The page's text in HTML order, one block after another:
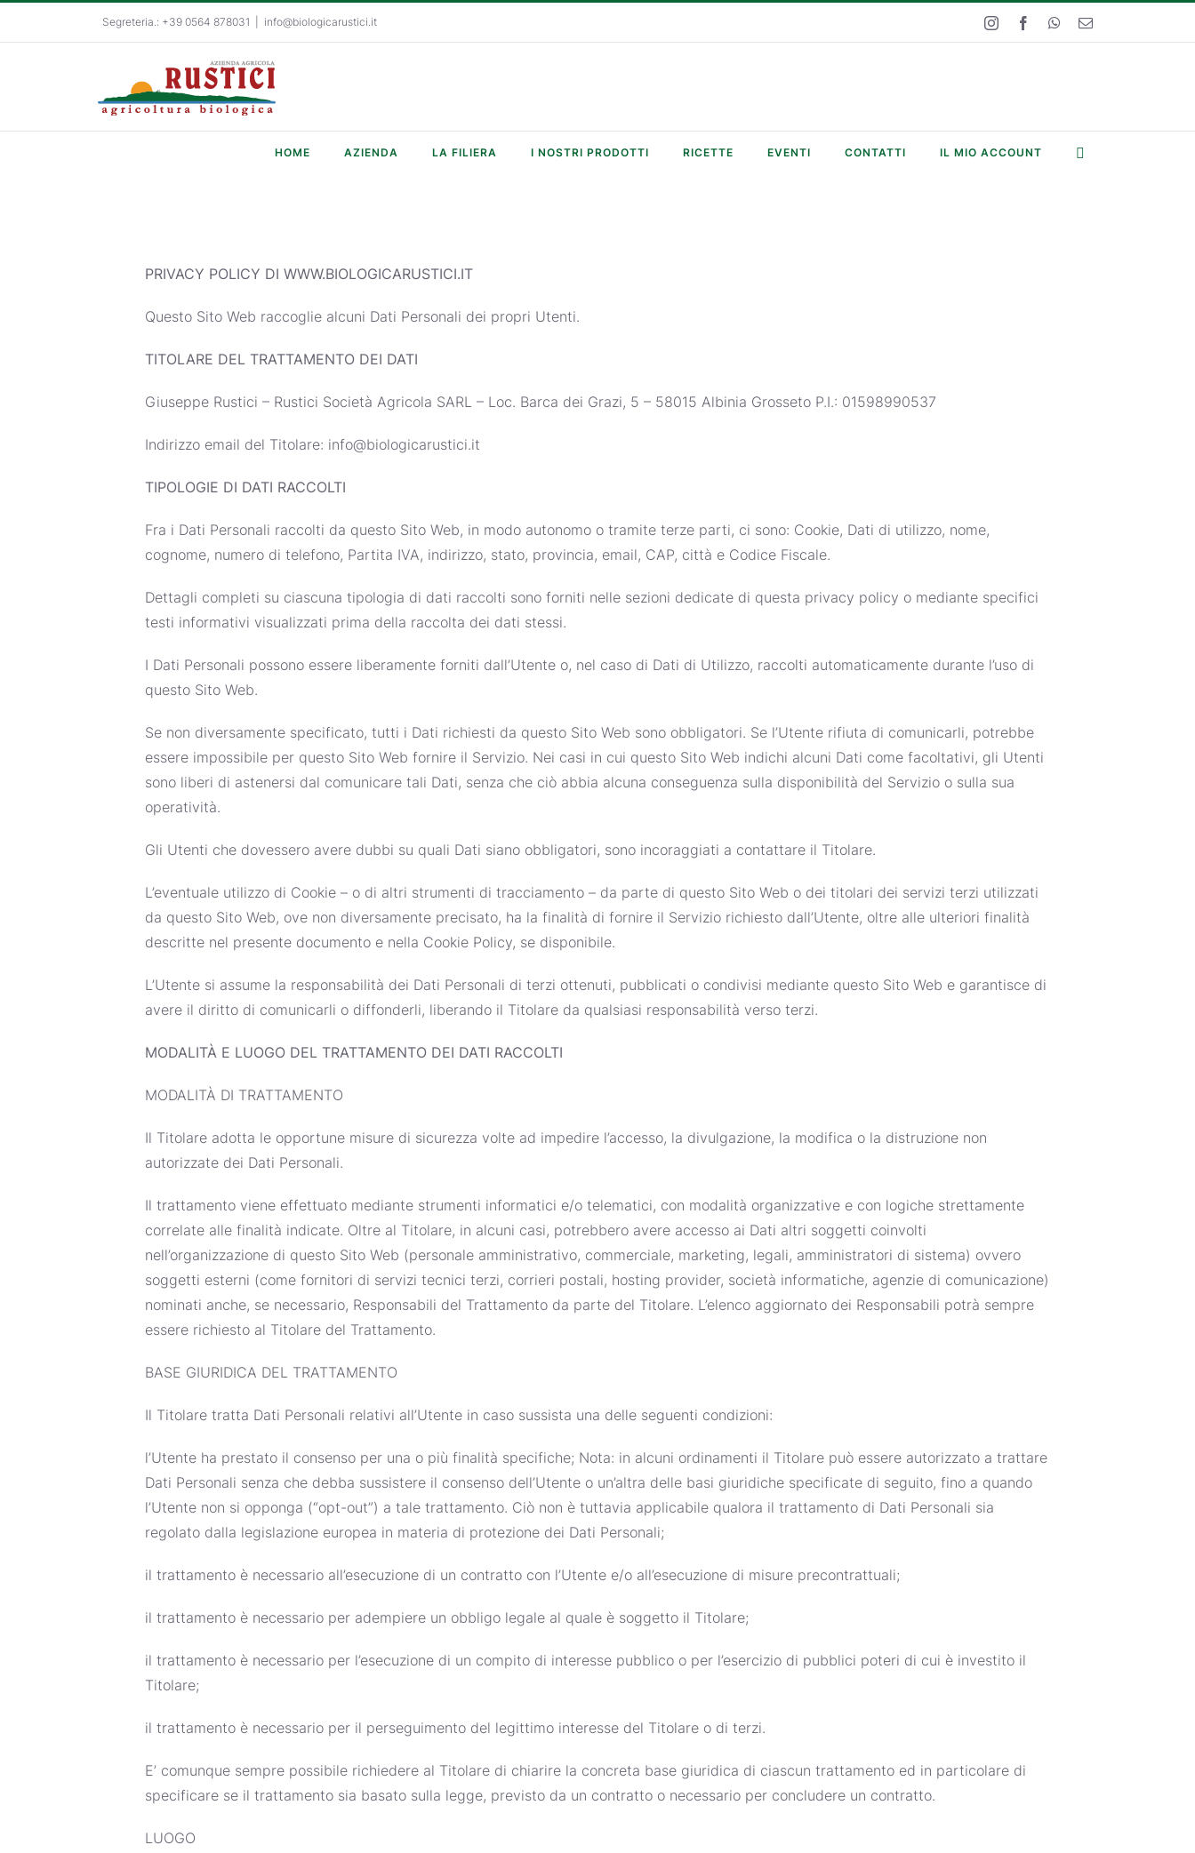
Segreteria.: +39 0564 878031 info@biologicarustici.it InstagramFacebookWhatsApp
Email
HOME AZIENDA LA FILIERA I NOSTRI PRODOTTI RICETTE EVENTI CONTATTI IL MIO ACCOUNT
PRIVACY POLICY DI WWW.BIOLOGICARUSTICI.IT
Questo Sito Web raccoglie alcuni Dati Personali dei propri Utenti.
TITOLARE DEL TRATTAMENTO DEI DATI
Giuseppe Rustici – Rustici Società Agricola SARL – Loc. Barca dei Grazi, 5 – 58015 Albinia Grosseto P.I.: 01598990537
Indirizzo email del Titolare: info@biologicarustici.it
TIPOLOGIE DI DATI RACCOLTI
Fra i Dati Personali raccolti da questo Sito Web, in modo autonomo o tramite terze parti, ci sono: Cookie, Dati di utilizzo, nome,
cognome, numero di telefono, Partita IVA, indirizzo, stato, provincia, email, CAP, città e Codice Fiscale.
Dettagli completi su ciascuna tipologia di dati raccolti sono forniti nelle sezioni dedicate di questa privacy policy o mediante specifici
testi informativi visualizzati prima della raccolta dei dati stessi.
I Dati Personali possono essere liberamente forniti dall’Utente o, nel caso di Dati di Utilizzo, raccolti automaticamente durante l’uso di
questo Sito Web.
Se non diversamente specificato, tutti i Dati richiesti da questo Sito Web sono obbligatori. Se l’Utente rifiuta di comunicarli, potrebbe
essere impossibile per questo Sito Web fornire il Servizio. Nei casi in cui questo Sito Web indichi alcuni Dati come facoltativi, gli Utenti
sono liberi di astenersi dal comunicare tali Dati, senza che ciò abbia alcuna conseguenza sulla disponibilità del Servizio o sulla sua
operatività.
Gli Utenti che dovessero avere dubbi su quali Dati siano obbligatori, sono incoraggiati a contattare il Titolare.
L’eventuale utilizzo di Cookie – o di altri strumenti di tracciamento – da parte di questo Sito Web o dei titolari dei servizi terzi utilizzati
da questo Sito Web, ove non diversamente precisato, ha la finalità di fornire il Servizio richiesto dall’Utente, oltre alle ulteriori finalità
descritte nel presente documento e nella Cookie Policy, se disponibile.
L’Utente si assume la responsabilità dei Dati Personali di terzi ottenuti, pubblicati o condivisi mediante questo Sito Web e garantisce di
avere il diritto di comunicarli o diffonderli, liberando il Titolare da qualsiasi responsabilità verso terzi.
MODALITÀ E LUOGO DEL TRATTAMENTO DEI DATI RACCOLTI
MODALITÀ DI TRATTAMENTO
Il Titolare adotta le opportune misure di sicurezza volte ad impedire l’accesso, la divulgazione, la modifica o la distruzione non
autorizzate dei Dati Personali.
Il trattamento viene effettuato mediante strumenti informatici e/o telematici, con modalità organizzative e con logiche strettamente
correlate alle finalità indicate. Oltre al Titolare, in alcuni casi, potrebbero avere accesso ai Dati altri soggetti coinvolti
nell’organizzazione di questo Sito Web (personale amministrativo, commerciale, marketing, legali, amministratori di sistema) ovvero
soggetti esterni (come fornitori di servizi tecnici terzi, corrieri postali, hosting provider, società informatiche, agenzie di comunicazione)
nominati anche, se necessario, Responsabili del Trattamento da parte del Titolare. L’elenco aggiornato dei Responsabili potrà sempre
essere richiesto al Titolare del Trattamento.
BASE GIURIDICA DEL TRATTAMENTO
Il Titolare tratta Dati Personali relativi all’Utente in caso sussista una delle seguenti condizioni:
l’Utente ha prestato il consenso per una o più finalità specifiche; Nota: in alcuni ordinamenti il Titolare può essere autorizzato a trattare
Dati Personali senza che debba sussistere il consenso dell’Utente o un’altra delle basi giuridiche specificate di seguito, fino a quando
l’Utente non si opponga (“opt-out”) a tale trattamento. Ciò non è tuttavia applicabile qualora il trattamento di Dati Personali sia
regolato dalla legislazione europea in materia di protezione dei Dati Personali;
il trattamento è necessario all’esecuzione di un contratto con l’Utente e/o all’esecuzione di misure precontrattuali;
il trattamento è necessario per adempiere un obbligo legale al quale è soggetto il Titolare;
il trattamento è necessario per l’esecuzione di un compito di interesse pubblico o per l’esercizio di pubblici poteri di cui è investito il
Titolare;
il trattamento è necessario per il perseguimento del legittimo interesse del Titolare o di terzi.
E’ comunque sempre possibile richiedere al Titolare di chiarire la concreta base giuridica di ciascun trattamento ed in particolare di
specificare se il trattamento sia basato sulla legge, previsto da un contratto o necessario per concludere un contratto.
LUOGO